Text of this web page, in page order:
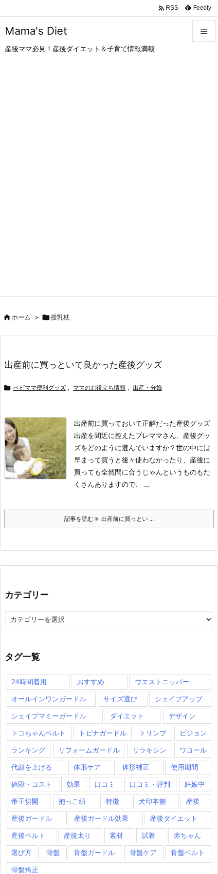
Mama's Diet
産後ママ必見！産後ダイエット＆子育て情報満載

 RSS Feedly
ホーム > 授乳枕
出産前に買っといて良かった産後グッズ
 ベビママ便利グッズ , ママのお役立ち情報 , 出産・分娩
出産前に買っておいて正解だった産後グッズ
出産を間近に控えたプレママさん、産後グッ
ズをどのように選んでいますか？世の中には
早まって買うと後々使わなかったり、産後に
買っても全然間に合うじゃんというものもた
くさんありますので、 ...
記事を読む 出産前に買っとい ...
カテゴリー
テ
ー
タグ一覧
24時間着用 おすすめ ウエストニッパー
オールインワンガードル サイズ選び シェイプアップ
シェイプマミーガードル ダイエット デザイン
トコちゃんベルト トピナガードル トリンプ ピジョン
ランキング リフォームガードル リラキシン ワコール
代謝を上げる 体形ケア 体形補正 使用期間
値段・コスト 効果 口コミ 口コミ・評判 妊娠中
帝王切開 抱っこ紐 特徴 犬印本舗 産後
産後ガードル 産後ガードル効果 産後ダイエット
産後ベルト 産後太り 素材 試着 赤ちゃん
選び方 骨盤 骨盤ガードル 骨盤ケア 骨盤ベルト
骨盤矯正